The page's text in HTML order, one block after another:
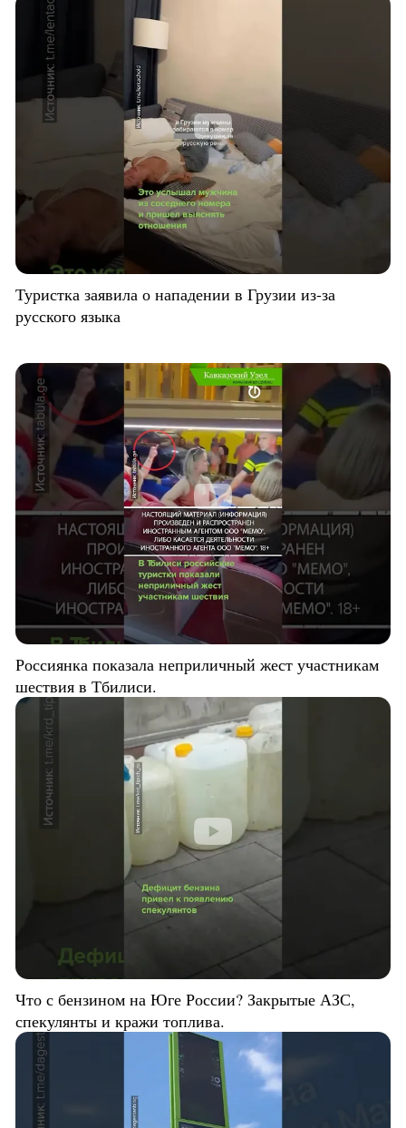
Туристка заявила о нападении в Грузии из-за
русского языка
Россиянка показала неприличный жест участникам
шествия в Тбилиси.
Что с бензином на Юге России? Закрытые АЗС,
спекулянты и кражи топлива.